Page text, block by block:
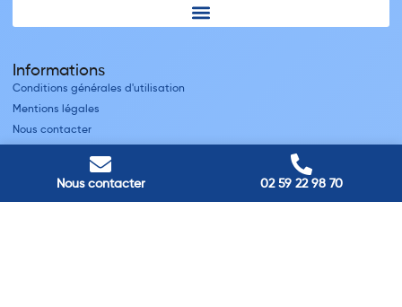
Nous contacter 02 59 22 98 70
Informations
Conditions générales d'utilisation
Mentions légales
Nous contacter